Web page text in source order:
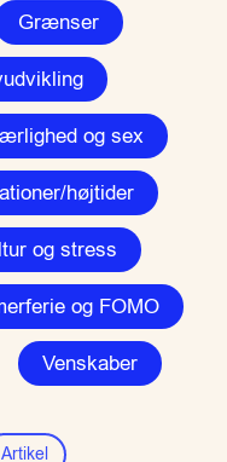
Grænser
og sex
højtider
og stress
og FOMO
Venskaber
Artikel